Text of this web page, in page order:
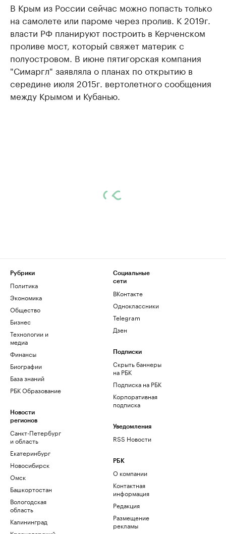
В Крым из России сейчас можно попасть только
на самолете или пароме через пролив. К 2019г.
власти РФ планируют построить в Керченском
проливе мост, который свяжет материк с
полуостровом. В июне пятигорская компания
"Симаргл" заявляла о планах по открытию в
середине июля 2015г. вертолетного сообщения
между Крымом и Кубанью.
Рубрики
Политика
Экономика
Общество
Бизнес
Технологии и
медиа
Финансы
Биографии
База знаний
РБК Образование
Новости
регионов
Санкт-Петербург
и область
Екатеринбург
Новосибирск
Омск
Башкортостан
Вологодская
область
Калининград
Социальные
сети
ВКонтакте
Одноклассники
Telegram
Дзен
Подписки
Скрыть баннеры
на РБК
Подписка на РБК
Корпоративная
подписка
Уведомления
RSS Новости
РБК
О компании
Контактная
информация
Редакция
Размещение
рекламы